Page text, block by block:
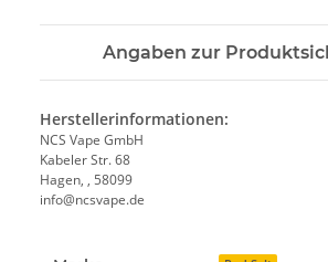
Angaben zur
Herstellerinformationen:
NCS Vape GmbH
Kabeler Str. 68
Hagen, , 58099
info@ncsvape.de